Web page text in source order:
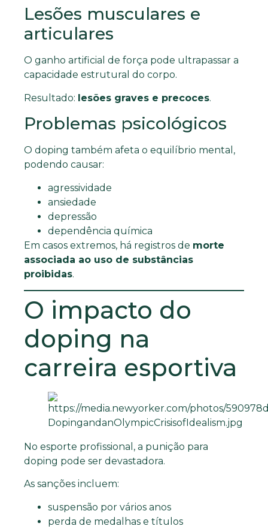
Lesões musculares e
articulares
O ganho artificial de força pode ultrapassar a
capacidade estrutural do corpo.
Resultado: lesões graves e precoces.
Problemas psicológicos
O doping também afeta o equilíbrio mental,
podendo causar:
agressividade
ansiedade
depressão
dependência química
Em casos extremos, há registros de morte
associada ao uso de substâncias
proibidas.
O impacto do
doping na
carreira esportiva
No esporte profissional, a punição para
doping pode ser devastadora.
As sanções incluem:
suspensão por vários anos
perda de medalhas e títulos